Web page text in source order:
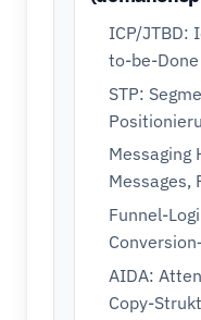
ICP/JTBD:
to-be-
STP:
Messaging
Messages,
Funnel-
AIDA:
Copy-